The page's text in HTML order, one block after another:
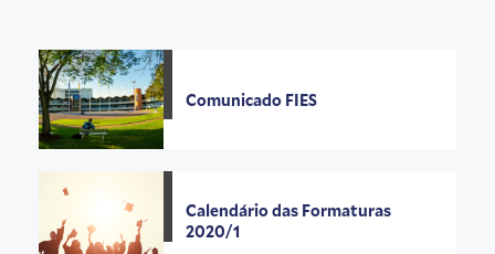
Comunicado FIES
Calendário das Formaturas
2020/1